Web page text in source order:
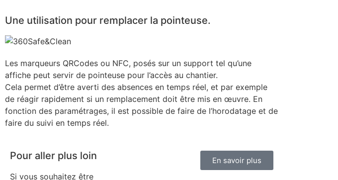
Une utilisation pour remplacer la pointeuse.
Les marqueurs QRCodes ou NFC, posés sur un support tel qu’une
affiche peut servir de pointeuse pour l’accès au chantier.
Cela permet d’être averti des absences en temps réel, et par exemple
de réagir rapidement si un remplacement doit être mis en œuvre. En
fonction des paramétrages, il est possible de faire de l’horodatage et de
faire du suivi en temps réel.
Pour aller plus loin
Si vous souhaitez être
En savoir plus